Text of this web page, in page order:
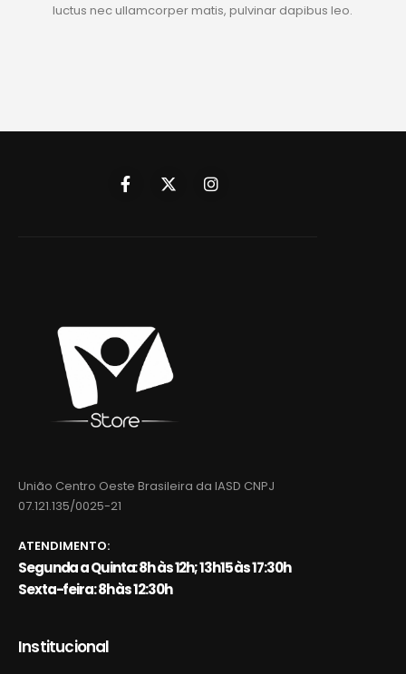
luctus nec ullamcorper matis, pulvinar dapibus leo.
União Centro Oeste Brasileira da IASD CNPJ
07.121.135/0025-21
ATENDIMENTO:
Segunda a Quinta: 8h às 12h; 13h15 às 17:30h
Sexta-feira: 8h às 12:30h
Institucional